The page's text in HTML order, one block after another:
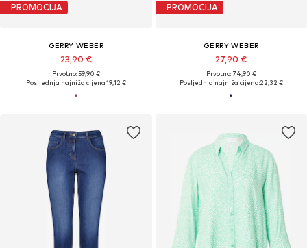
PROMOCIJA
GERRY WEBER
23,90 €
Prvotno: 59,90 €
Posljednja najniža cijena:19,12 €
PROMOCIJA
GERRY WEBER
27,90 €
Prvotno: 74,90 €
Posljednja najniža cijena:22,32 €